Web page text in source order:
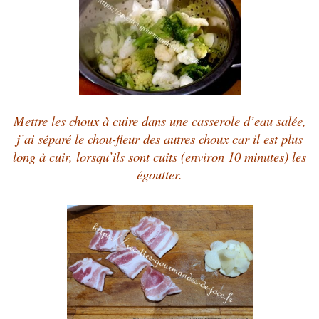
Mettre les choux à cuire dans une casserole d’eau salée,
j’ai séparé le chou-fleur des autres choux car il est plus
long à cuir, lorsqu’ils sont cuits (environ 10 minutes) les
égoutter.